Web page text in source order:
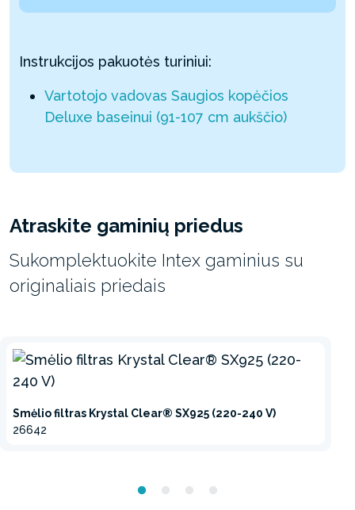
Instrukcijos pakuotės turiniui:
Vartotojo vadovas Saugios kopėčios
Deluxe baseinui (91-107 cm aukščio)
Atraskite gaminių priedus
Sukomplektuokite Intex gaminius su
originaliais priedais
Smėlio filtras Krystal Clear® SX925 (220-240 V)
26642